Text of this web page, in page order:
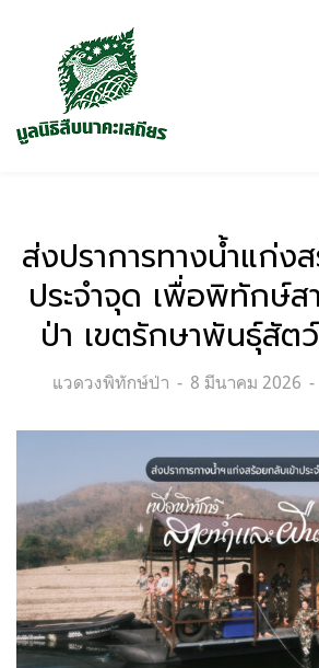
ส่งปราการทางน้ำแก่ง
ประจำจุด เพื่อพิทักษ์ส
ป่า เขตรักษาพันธุ์สัต
Categories:
แวดวงพิทักษ์ป่า
Posted
8 มีนาคม 2026